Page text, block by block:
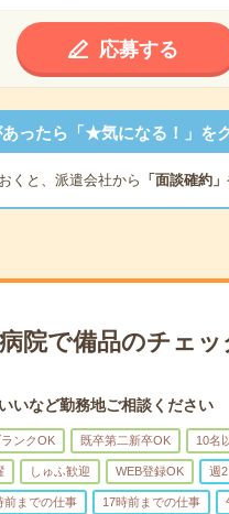
応募する
ったら「★気になる！」を
くと、派遣会社から 「面談確約」
院で備品のチェ
など勤務地ご相談ください
ランクOK 既卒第二新卒OK 10名
しゅふ歓迎 WEB登録OK 週
前までの仕事 17時前までの仕事